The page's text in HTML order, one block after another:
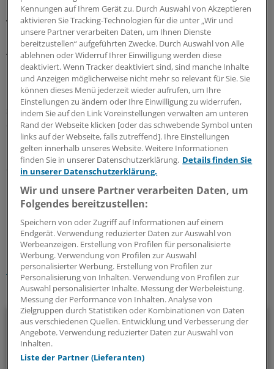
Krankenhäuser fließt und wofür die Mittel verwendet
werden. Zudem hätte die Landesregierung kaum noch
Einfluss auf die Planung, sondern würde nur noch
Aufsichtsfunktion und Notfallplanung wahrnehmen
können, sagte Ross-Luttmann.
Qualität und flächendeckende Patientenversorgung
seien nur dann gesichert, wenn Länder und Kommunen
direkt über die Verwendung ihrer Mittel entscheiden
könnten. "Hier gilt der Grundsatz: Wer die Musik bezahlt,
muss auch bestimmen können, was gespielt wird", so
die Ministerin. Die Reformpläne könnten dazu führen,
"dass die bürgernahe Grundversorgung gefährdet wird."
Schlagworte:
Berufspolitik Klinik-Management
Ihr Newsletter zum Thema
Politik & Debatte
Mit diesem Newsletter blicken Sie hinter das tägliche
Geschehen in der Gesundheitspolitik. Mit Analysen,
Kennungen auf Ihrem Gerät zu. Durch Auswahl von Akzeptieren
aktivieren Sie Tracking-Technologien für die unter „Wir und
unsere Partner verarbeiten Daten, um Ihnen Dienste
bereitzustellen“ aufgeführten Zwecke. Durch Auswahl von Alle
ablehnen oder Widerruf Ihrer Einwilligung werden diese
deaktiviert. Wenn Tracker deaktiviert sind, sind manche Inhalte
und Anzeigen möglicherweise nicht mehr so relevant für Sie. Sie
können dieses Menü jederzeit wieder aufrufen, um Ihre
Einstellungen zu ändern oder Ihre Einwilligung zu widerrufen,
indem Sie auf den Link Voreinstellungen verwalten am unteren
Rand der Webseite klicken [oder das schwebende Symbol unten
links auf der Webseite, falls zutreffend]. Ihre Einstellungen
gelten innerhalb unseres Website. Weitere Informationen
finden Sie in unserer Datenschutzerklärung. Details finden Sie
in unserer Datenschutzerklärung.
Wir und unsere Partner verarbeiten Daten, um
Folgendes bereitzustellen:
Speichern von oder Zugriff auf Informationen auf einem
Endgerät. Verwendung reduzierter Daten zur Auswahl von
Werbeanzeigen. Erstellung von Profilen für personalisierte
Werbung. Verwendung von Profilen zur Auswahl
personalisierter Werbung. Erstellung von Profilen zur
Personalisierung von Inhalten. Verwendung von Profilen zur
Auswahl personalisierter Inhalte. Messung der Werbeleistung.
Messung der Performance von Inhalten. Analyse von
Zielgruppen durch Statistiken oder Kombinationen von Daten
aus verschiedenen Quellen. Entwicklung und Verbesserung der
Angebote. Verwendung reduzierter Daten zur Auswahl von
Inhalten.
Liste der Partner (Lieferanten)